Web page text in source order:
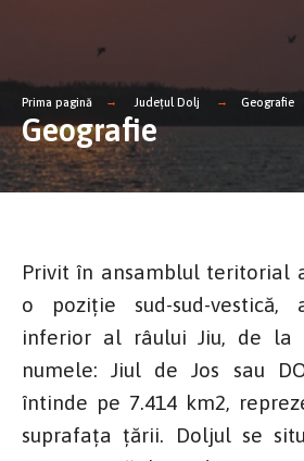
Prima pagină Județul Dolj Geografie
Geografie
Privit în ansamblul teritorial
o poziție sud-sud-vestică,
inferior al râului Jiu, de la
numele: Jiul de Jos sau
întinde pe 7.414 km2,
suprafața țării. Doljul se